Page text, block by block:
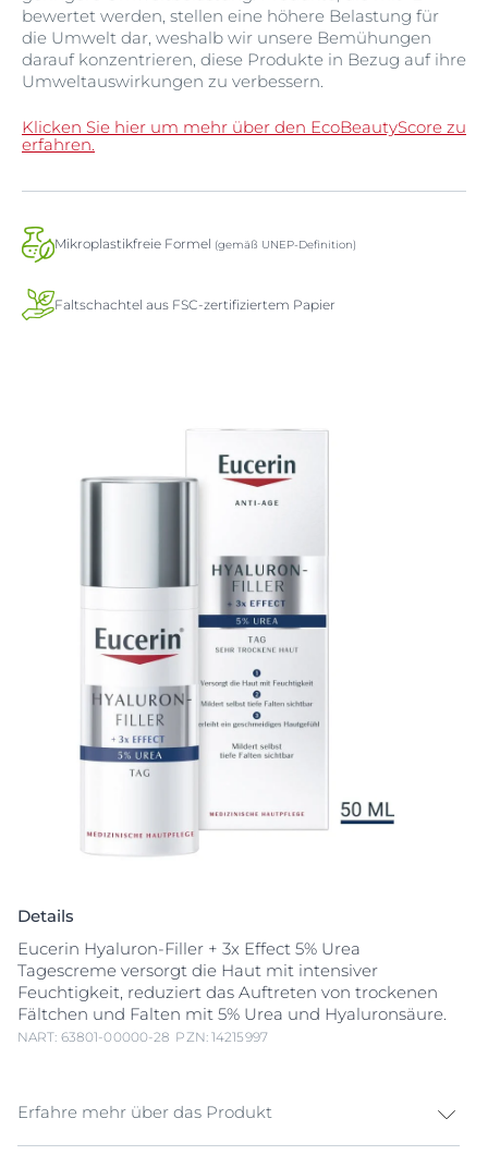
bewertet werden, stellen eine höhere Belastung für
die Umwelt dar, weshalb wir unsere Bemühungen
darauf konzentrieren, diese Produkte in Bezug auf ihre
Umweltauswirkungen zu verbessern.
Klicken Sie hier um mehr über den EcoBeautyScore zu
erfahren.
Mikroplastikfreie Formel (gemäß UNEP-Definition)
Faltschachtel aus FSC-zertifiziertem Papier
Details
Eucerin Hyaluron-Filler + 3x Effect 5% Urea
Tagescreme versorgt die Haut mit intensiver
Feuchtigkeit, reduziert das Auftreten von trockenen
Fältchen und Falten mit 5% Urea und Hyaluronsäure.
NART: 63801-00000-28 PZN: 14215997
Erfahre mehr über das Produkt